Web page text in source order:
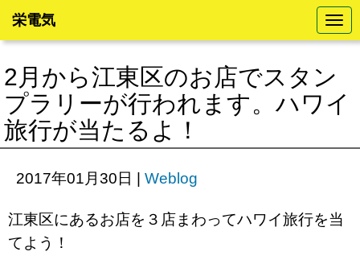
N
a
v
g
栄電気
2月から江東区のお店でスタン
プラリーが行われます。ハワイ
旅行が当たるよ！
2017年01月30日 | Weblog
江東区にあるお店を３店まわってハワイ旅行を当
てよう！